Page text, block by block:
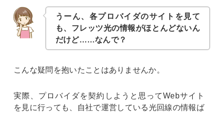
うーん、各プロバイダのサイトを見て
も、フレッツ光の情報がほとんどないん
だけど……なんで？
こんな疑問を抱いたことはありませんか。
実際、プロバイダを契約しようと思ってWebサイト
を見に行っても、自社で運営している光回線の情報ば